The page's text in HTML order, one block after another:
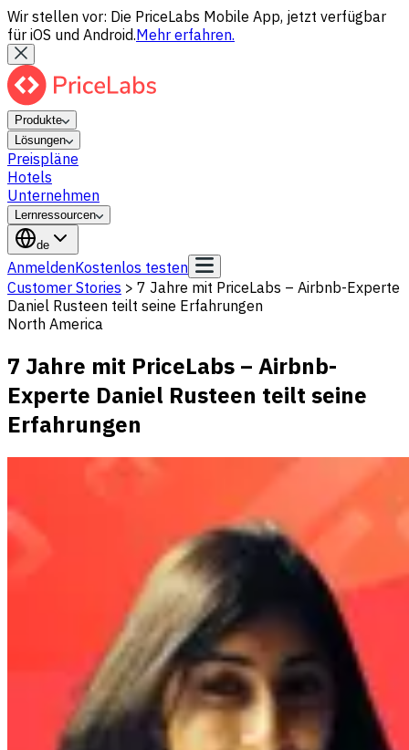
Wir stellen vor: Die PriceLabs Mobile App, jetzt verfügbar
für iOS und Android.Mehr erfahren.
Produkte
Lösungen
Preispläne
Hotels
Unternehmen
Lernressourcen
de
AnmeldenKostenlos testen
Customer Stories > 7 Jahre mit PriceLabs – Airbnb-Experte
Daniel Rusteen teilt seine Erfahrungen
North America
7 Jahre mit PriceLabs – Airbnb-
Experte Daniel Rusteen teilt seine
Erfahrungen